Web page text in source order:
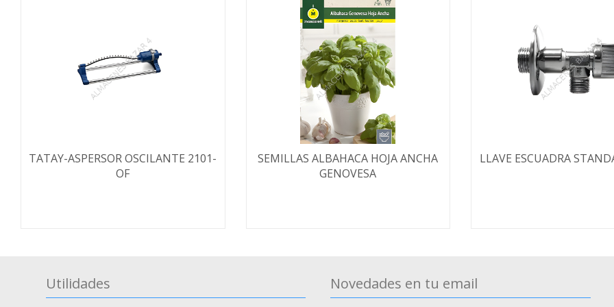
TATAY-ASPERSOR OSCILANTE 2101-
OF
SEMILLAS ALBAHACA HOJA ANCHA
GENOVESA
LLAVE ESCUADRA
Utilidades Novedades en tu email